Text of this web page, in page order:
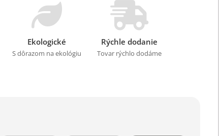
Ekologické
S dôrazom na ekológiu
Rýchle dodanie
Tovar rýchlo dodáme